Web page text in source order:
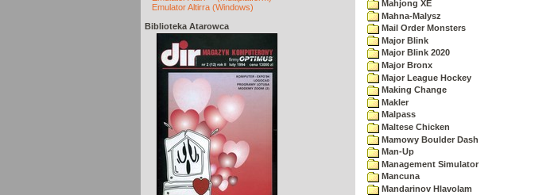
Emulator Altirra (Windows)
Biblioteka Atarowca
Mahjong XE
Mahna-Malysz
Mail Order Monsters
Major Blink
Major Blink 2020
Major Bronx
Major League Hockey
Making Change
Makler
Malpass
Maltese Chicken
Mamowy Boulder Dash
Man-Up
Management Simulator
Mancuna
Mandarinov Hlavolam